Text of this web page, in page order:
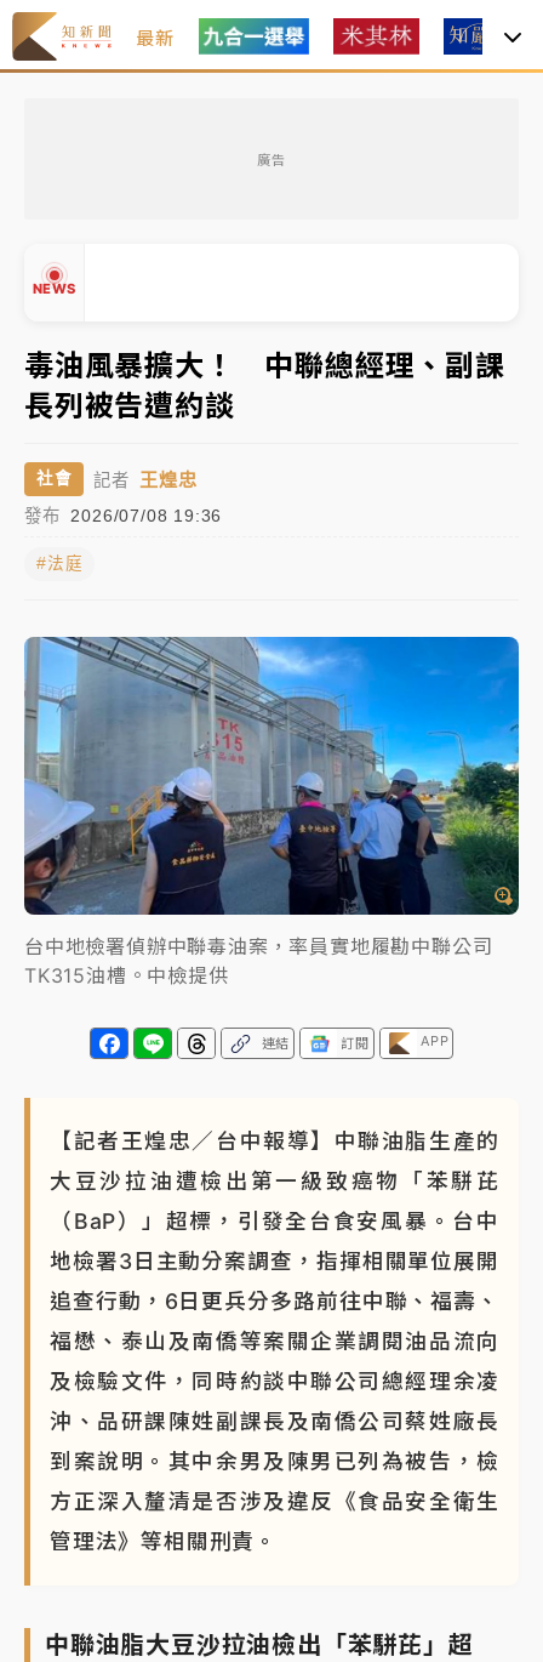
最新
廣告
NEWS
中信慈善基金會想增加董事人數！辜仲諒向法院聲請遭
駁 理由曝光
故宮《龍藏經》特展第2檔！今線上預約開賣一度塞車
周六起展出延長至晚上7時
台東農業處長涉圖利渡假村！東檢抗告成功 今重開羈
父親節泡湯了！中颱白海豚雨彈轟3天 「紅到發紫」降
雨熱區曝
暑假過三周才推「E宿新北打卡趣」！抽獎程序複雜 觀
旅局回應了
中信慈善基金會想增加董事人數！辜仲諒向法院聲請遭
駁 理由曝光
故宮《龍藏經》特展第2檔！今線上預約開賣一度塞車
周六起展出延長至晚上7時
台東農業處長涉圖利渡假村！東檢抗告成功 今重開羈
押庭
父親節泡湯了！中颱白海豚雨彈轟3天 「紅到發紫」降
▲
毒油風暴擴大！ 中聯總經理、副課
長列被告遭約談
社會 記者 王煌忠
發布 2026/07/08 19:36
#法庭
台中地檢署偵辦中聯毒油案，率員實地履勘中聯公司
TK315油槽。中檢提供
連結 訂閱 APP
【記者王煌忠／台中報導】中聯油脂生產的
大豆沙拉油遭檢出第一級致癌物「苯駢芘
（BaP）」超標，引發全台食安風暴。台中
地檢署3日主動分案調查，指揮相關單位展開
追查行動，6日更兵分多路前往中聯、福壽、
福懋、泰山及南僑等案關企業調閱油品流向
及檢驗文件，同時約談中聯公司總經理余凌
沖、品研課陳姓副課長及南僑公司蔡姓廠長
到案說明。其中余男及陳男已列為被告，檢
方正深入釐清是否涉及違反《食品安全衛生
管理法》等相關刑責。
中聯油脂大豆沙拉油檢出「苯駢芘」超